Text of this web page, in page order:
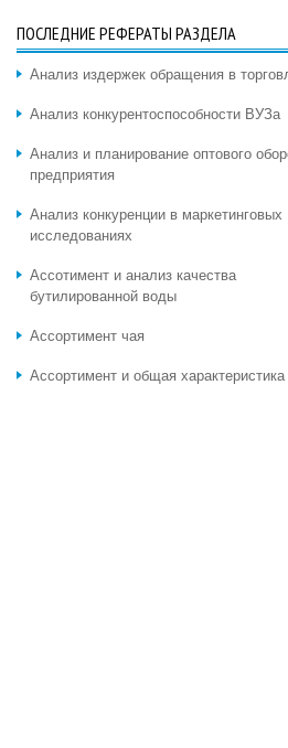
ПОСЛЕДНИЕ РЕФЕРАТЫ РАЗДЕЛА
Анализ издержек обращения в
Анализ конкурентоспособности ВУЗа
Анализ и планирование оптового
предприятия
Анализ конкуренции в маркетинговых
исследованиях
Ассотимент и анализ качества
бутилированной воды
Ассортимент чая
Ассортимент и общая характеристика